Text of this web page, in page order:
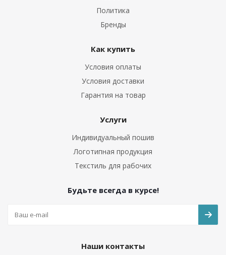
Политика
Бренды
Как купить
Условия оплаты
Условия доставки
Гарантия на товар
Услуги
Индивидуальный пошив
Логотипная продукция
Текстиль для рабочих
Будьте всегда в курсе!
Наши контакты